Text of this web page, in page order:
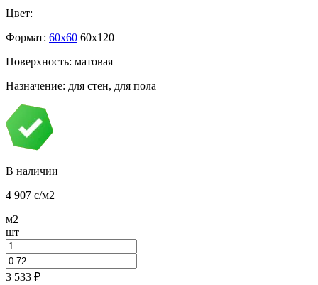
Цвет:
Формат: 60x60 60x120
Поверхность: матовая
Назначение: для стен, для пола
В наличии
4 907 c/м2
м2
шт
3 533 ₽